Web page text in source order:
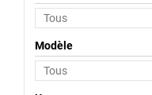
Modèle